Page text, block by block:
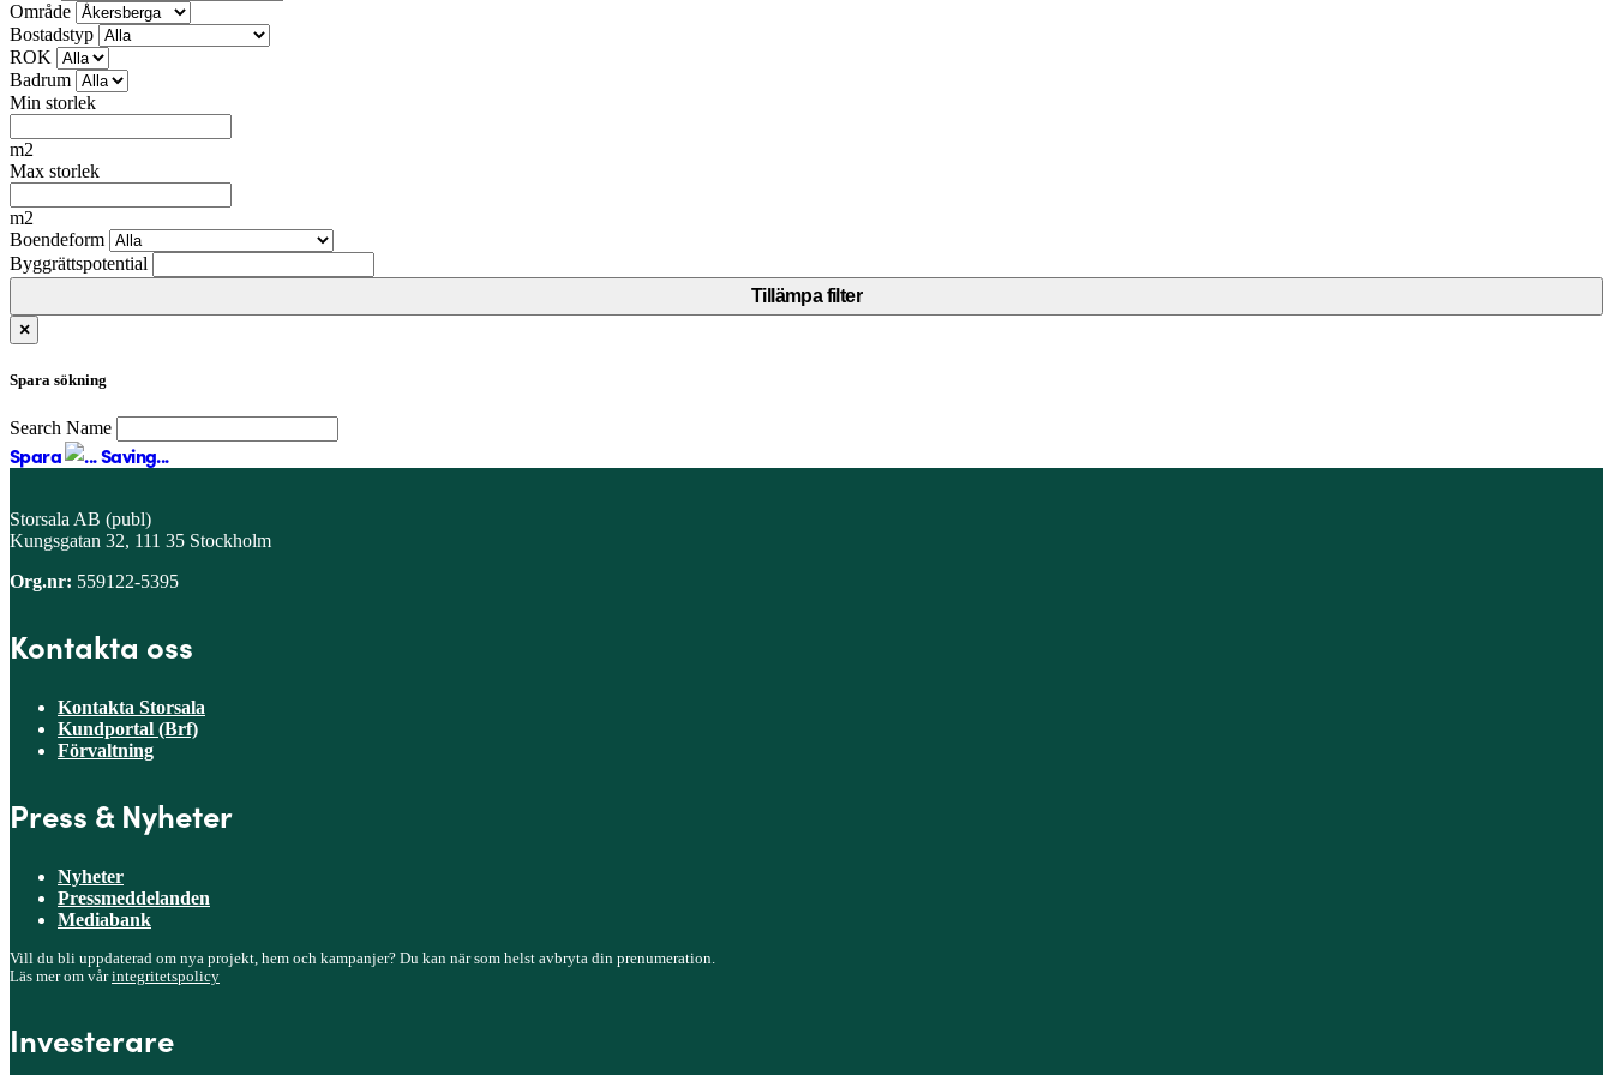
Område
Bostadstyp
ROK
Badrum
Min storlek
m2
Max storlek
m2
Boendeform
Byggrättspotential
×
Spara sökning
Search Name
Spara Saving...
Storsala AB (publ)
Kungsgatan 32, 111 35 Stockholm
Org.nr: 559122-5395
Kontakta oss
Kontakta Storsala
Kundportal (Brf)
Förvaltning
Press & Nyheter
Nyheter
Pressmeddelanden
Mediabank
Vill du bli uppdaterad om nya projekt, hem och kampanjer? Du kan när som helst avbryta din prenumeration.
Läs mer om vårintegritetspolicy
Investerare